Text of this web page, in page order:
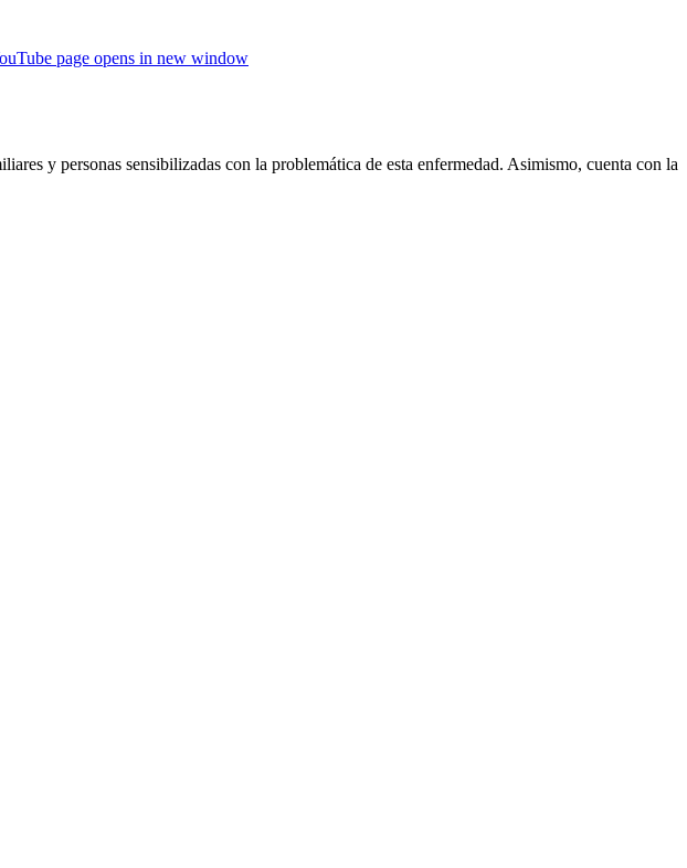
page opens in new window
y personas sensibilizadas con la problemática de esta enfermedad. Asimismo, cuenta con la